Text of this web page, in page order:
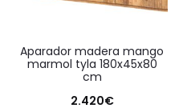
aparador madera mango
marmol tyla 180x45x80
cm
2.420€